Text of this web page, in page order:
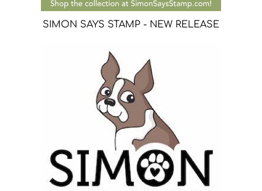
SIMON SAYS STAMP - NEW RELEASE